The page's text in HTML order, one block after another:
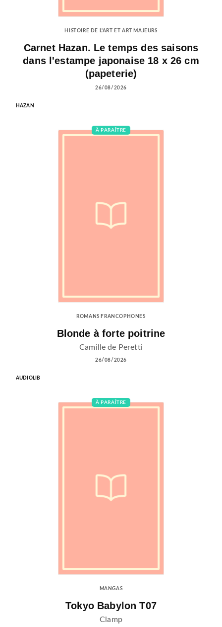
HISTOIRE DE L'ART ET ART MAJEURS
Carnet Hazan. Le temps des saisons
dans l'estampe japonaise 18 x 26 cm
(papeterie)
26/08/2026
HAZAN
À PARAÎTRE
ROMANS FRANCOPHONES
Blonde à forte poitrine
Camille de Peretti
26/08/2026
AUDIOLIB
À PARAÎTRE
MANGAS
Tokyo Babylon T07
Clamp